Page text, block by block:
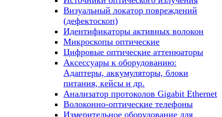
Визуальный локатор повреждений
(дефектоскоп)
Идентификаторы активных волокон
Микроскопы оптические
Цифровые оптические аттенюаторы
Аксессуары к оборудованию:
Адаптеры, аккумуляторы, блоки
питания, кейсы и др.
Анализатор протоколов Gigabit Ethernet
Волоконно-оптические телефоны
Измерительное оборудование для